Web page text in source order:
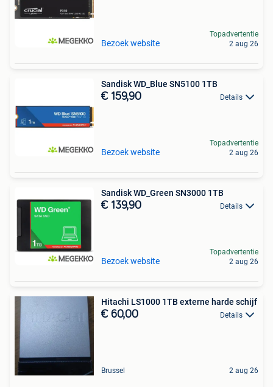
Bezoek website
Topadvertentie
2 aug 26
Sandisk WD_Blue SN5100 1TB
€ 159,90 Details
Bezoek website
Topadvertentie
2 aug 26
Sandisk WD_Green SN3000 1TB
€ 139,90 Details
Bezoek website
Topadvertentie
2 aug 26
Hitachi LS1000 1TB externe harde schijf
€ 60,00 Details
Brussel 2 aug 26